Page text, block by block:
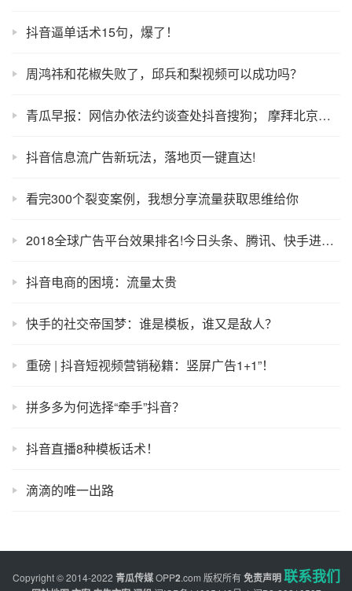
抖音逼单话术15句，爆了！
周鸿祎和花椒失败了，邱兵和梨视频可以成功吗？
青瓜早报：网信办依法约谈查处抖音搜狗； 摩拜北京一员工坠楼身亡
抖音信息流广告新玩法，落地页一键直达!
看完300个裂变案例，我想分享流量获取思维给你
2018全球广告平台效果排名!今日头条、腾讯、快手进入中国iOS广告平台TOP17
抖音电商的困境：流量太贵
快手的社交帝国梦：谁是模板，谁又是敌人？
重磅 | 抖音短视频营销秘籍：竖屏广告1+1”！
拼多多为何选择“牵手”抖音？
抖音直播8种模板话术！
滴滴的唯一出路
Copyright © 2014-2022 青瓜传媒 OPP2.com 版权所有免责声明联系我们